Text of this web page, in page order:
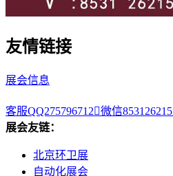
友情链接
展会信息
客服QQ275796712微信853126215
展会友链：
北京环卫展
自动化展会